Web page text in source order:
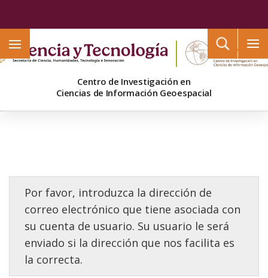
Centro de Investigación en
Ciencias de Información Geoespacial
Por favor, introduzca la dirección de
correo electrónico que tiene asociada con
su cuenta de usuario. Su usuario le será
enviado si la dirección que nos facilita es
la correcta.